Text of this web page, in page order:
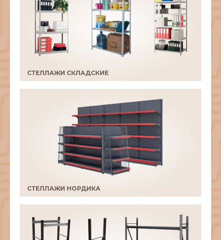
СТЕЛЛАЖИ СКЛАДСКИЕ
СТЕЛЛАЖИ НОРДИКА